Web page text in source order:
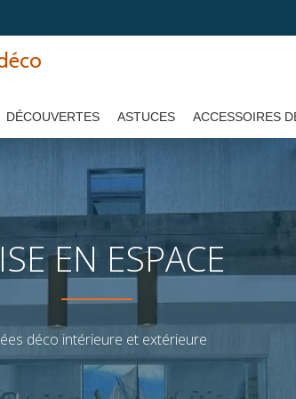
DÉCOUVERTES ASTUCES ACCESSOIRES
EN ESPACE
déco intérieure et extérieure